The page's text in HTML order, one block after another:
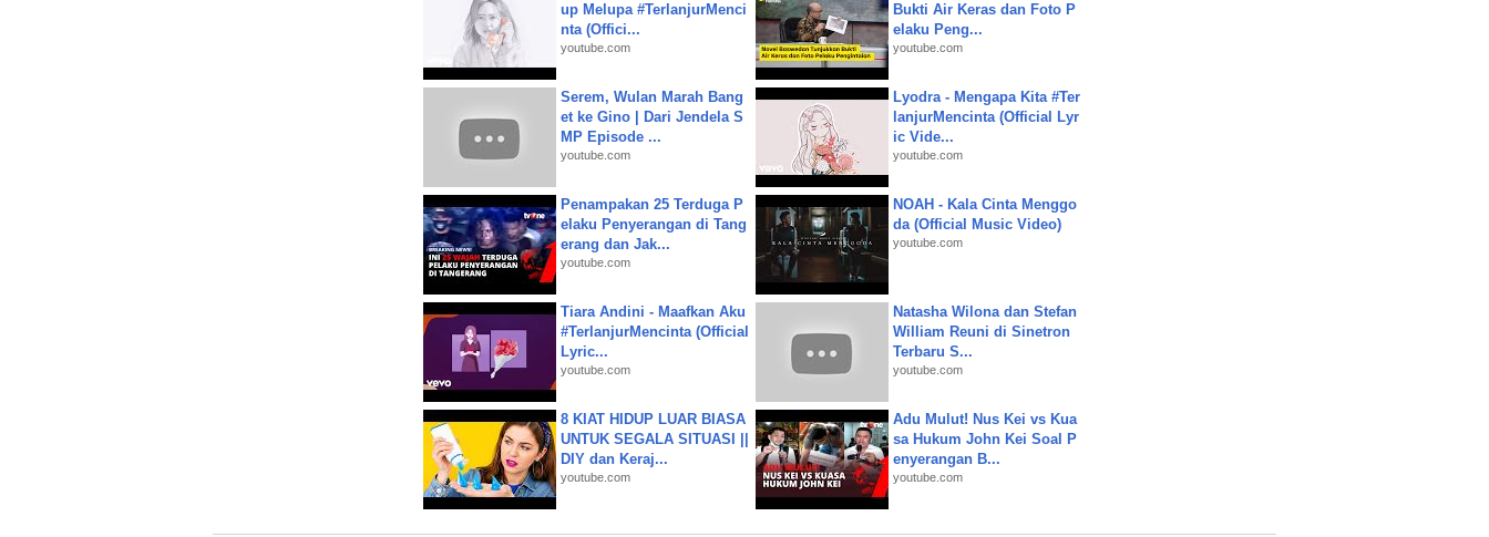
up Melupa #TerlanjurMenci
nta (Offici...
youtube.com
Bukti Air Keras dan Foto P
elaku Peng...
youtube.com
Serem, Wulan Marah Bang
et ke Gino | Dari Jendela S
MP Episode ...
youtube.com
Lyodra - Mengapa Kita #Ter
lanjurMencinta (Official Lyr
ic Vide...
youtube.com
Penampakan 25 Terduga P
elaku Penyerangan di Tang
erang dan Jak...
youtube.com
NOAH - Kala Cinta Menggo
da (Official Music Video)
youtube.com
Tiara Andini - Maafkan Aku
#TerlanjurMencinta (Official
Lyric...
youtube.com
Natasha Wilona dan Stefan
William Reuni di Sinetron
Terbaru S...
youtube.com
8 KIAT HIDUP LUAR BIASA
UNTUK SEGALA SITUASI ||
DIY dan Keraj...
youtube.com
Adu Mulut! Nus Kei vs Kua
sa Hukum John Kei Soal P
enyerangan B...
youtube.com